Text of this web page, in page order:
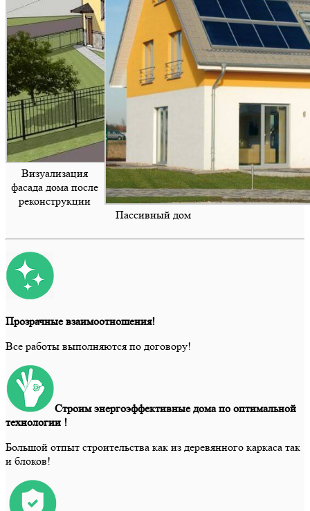
Визуализация
фасада дома после
реконструкции
Пассивный дом
Прозрачные взаимоотношения!
Все работы выполняются по договору!
Строим энергоэффективные дома по оптимальной
технологии !
Большой отпыт строительства как из деревянного каркаса так
и блоков!